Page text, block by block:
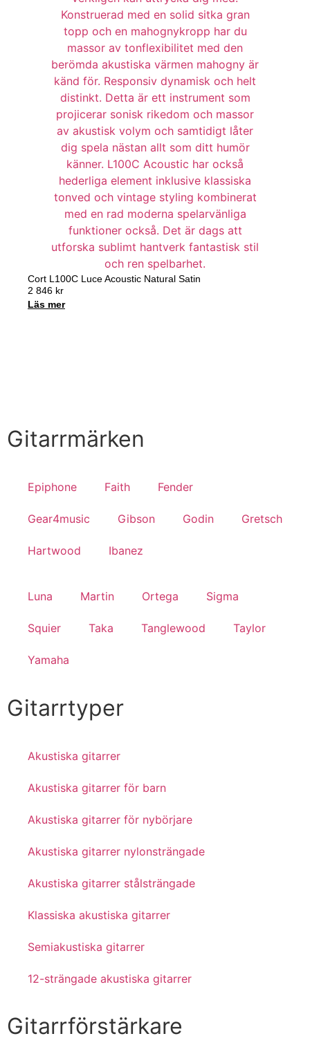
Cort L100C Luce Acoustic Natural Satin
2 846 kr
Läs mer
Gitarrmärken
Epiphone Faith Fender
Gear4music Gibson Godin Gretsch
Hartwood Ibanez
Luna Martin Ortega Sigma
Squier Taka Tanglewood Taylor
Yamaha
Gitarrtyper
Akustiska gitarrer
Akustiska gitarrer för barn
Akustiska gitarrer för nybörjare
Akustiska gitarrer nylonsträngade
Akustiska gitarrer stålsträngade
Klassiska akustiska gitarrer
Semiakustiska gitarrer
12-strängade akustiska gitarrer
Gitarrförstärkare